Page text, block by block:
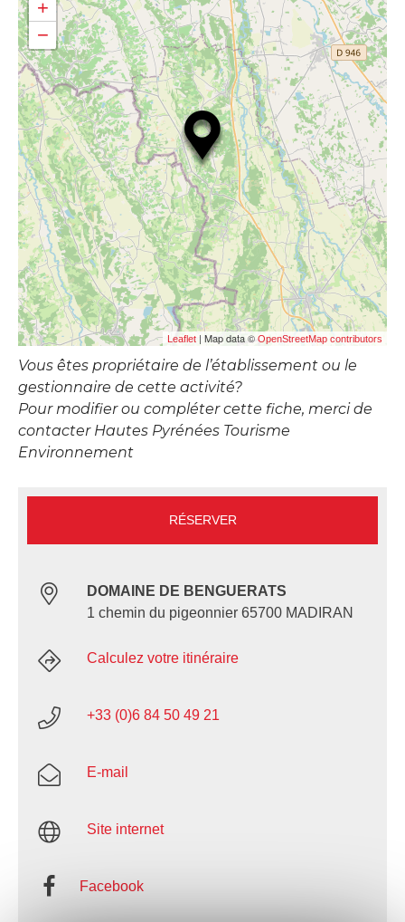
+
−
Leaflet | Map data © OpenStreetMap contributors
Vous êtes propriétaire de l’établissement ou le
gestionnaire de cette activité?
Pour modifier ou compléter cette fiche, merci de
contacter Hautes Pyrénées Tourisme
Environnement
RÉSERVER
DOMAINE DE BENGUERATS
1 chemin du pigeonnier 65700 MADIRAN
Calculez votre itinéraire
+33 (0)6 84 50 49 21
E-mail
Site internet
Facebook